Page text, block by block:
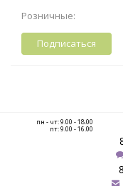
Розничные:
Подписаться
пн - чт: 9.00 - 18.00
пт: 9.00 - 16.00